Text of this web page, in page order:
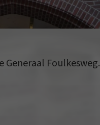
Generaal Foulkesweg.